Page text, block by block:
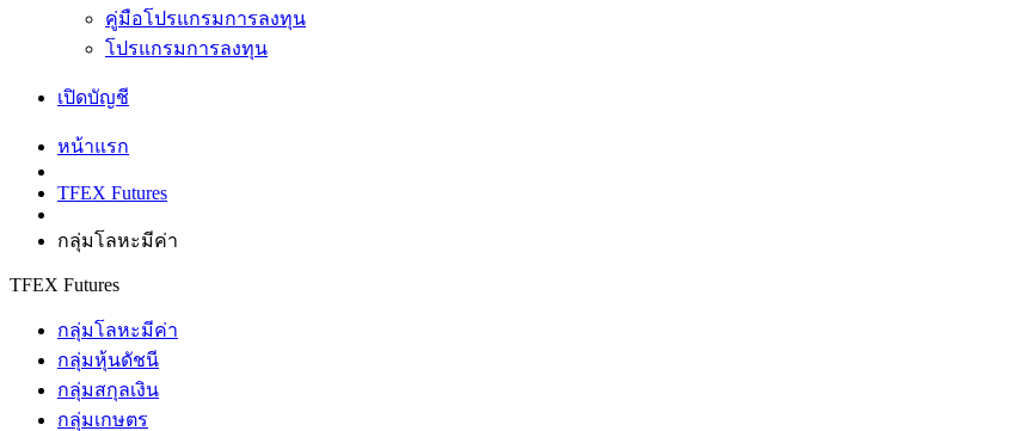
คู่มือโปรแกรมการลงทุน
โปรแกรมการลงทุน
เปิดบัญชี
หน้าแรก
TFEX Futures
กลุ่มโลหะมีค่า
TFEX Futures
กลุ่มโลหะมีค่า
กลุ่มหุ้นดัชนี
กลุ่มสกุลเงิน
กลุ่มเกษตร